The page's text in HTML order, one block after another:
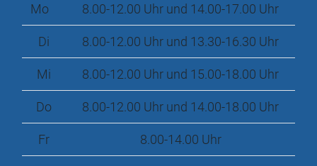
Mo 8.00-12.00 Uhr und 14.00-17.00 Uhr
Di 8.00-12.00 Uhr und 13.30-16.30 Uhr
Mi 8.00-12.00 Uhr und 15.00-18.00 Uhr
Do 8.00-12.00 Uhr und 14.00-18.00 Uhr
Fr 8.00-14.00 Uhr